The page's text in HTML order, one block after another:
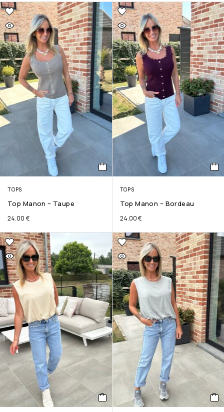
TOPS
Top Manon – Taupe
24.00 €
TOPS
Top Manon – Bordeau
24.00€